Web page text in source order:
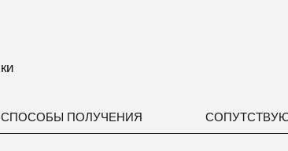
СПОСОБЫ ПОЛУЧЕНИЯ